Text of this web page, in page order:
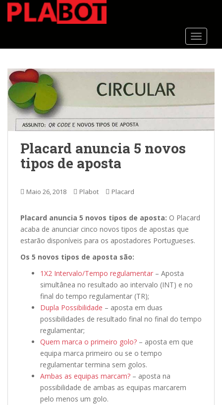
t
Placard anuncia 5 novos
tipos de aposta
Maio 26, 2018 Plabot Placard
Placard anuncia 5 novos tipos de aposta: O Placard
acaba de anunciar cinco novos tipos de apostas que
estarão disponíveis para os apostadores Portugueses.
Os 5 novos tipos de aposta são:
1X2 Intervalo/Tempo regulamentar – Aposta
simultânea no resultado ao intervalo (INT) e no
final do tempo regulamentar (TR);
Dupla Possibilidade – aposta em duas
possibilidades de resultado final no final do tempo
regulamentar;
Quem marca o primeiro golo? – aposta em que
equipa marca primeiro ou se o tempo
regulamentar termina sem golos.
Ambas as equipas marcam? – aposta na
possibilidade de ambas as equipas marcarem
pelo menos um golo.